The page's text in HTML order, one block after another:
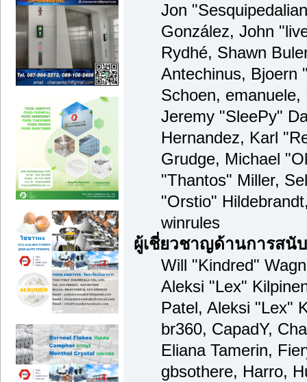
Jon
González, John
Rydhé, Shawn
Antechinus, Bjoern
Schoen,
Jeremy "SleePy"
Hernandez, Karl
Grudge, Michael
"Thantos" Miller,
"Orstio"
winrules
ผู้เชี่ยวชาญด้านการสนั
Will "Kindred"
Aleksi "Lex"
Patel, Aleksi "Lex"
br360, CapadY,
Eliana Tamerin,
gbsothere, Harro,